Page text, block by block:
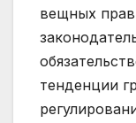
вещных
тенденции